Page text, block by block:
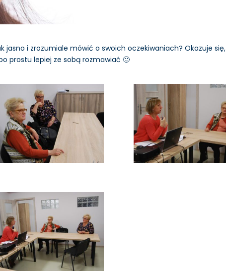
jasno i zrozumiale mówić o swoich oczekiwaniach? Okazuje się,
prostu lepiej ze sobą rozmawiać 🙂